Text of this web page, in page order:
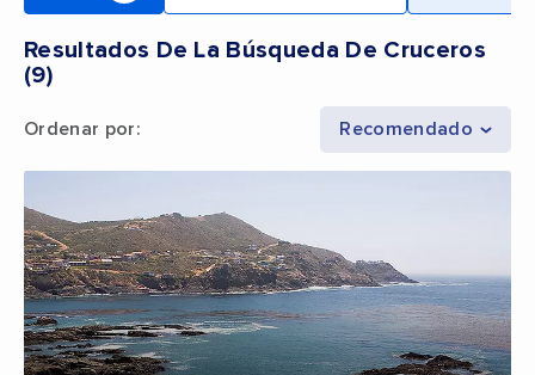
Resultados De La Búsqueda De Cruceros
(9)
Ordenar por: Recomendado